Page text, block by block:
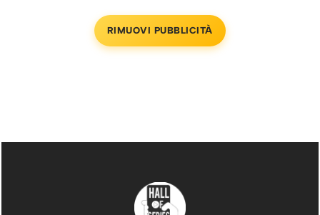
RIMUOVI PUBBLICITÀ